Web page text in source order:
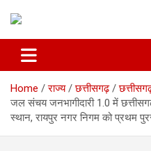
Home राज्य छत्तीसगढ़
जल संचय जनभागीदारी 1.0 में
स्थान, रायपुर नगर निगम को प्रथम